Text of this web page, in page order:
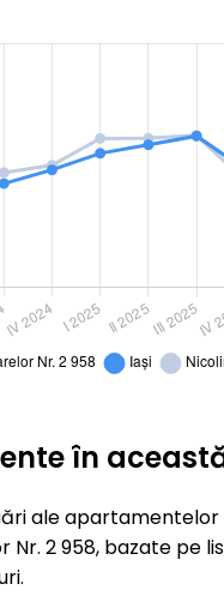
în
ale
Nr. 2 958, bazate pe